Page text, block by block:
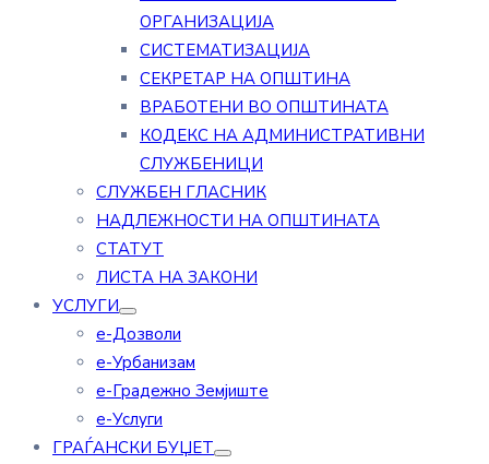
ОРГАНИЗАЦИЈА
СИСТЕМАТИЗАЦИЈА
СЕКРЕТАР НА ОПШТИНА
ВРАБОТЕНИ ВО ОПШТИНАТА
КОДЕКС НА АДМИНИСТРАТИВНИ
СЛУЖБЕНИЦИ
СЛУЖБЕН ГЛАСНИК
НАДЛЕЖНОСТИ НА ОПШТИНАТА
СТАТУТ
ЛИСТА НА ЗАКОНИ
УСЛУГИ
е-Дозволи
е-Урбанизам
е-Градежно Земјиште
е-Услуги
ГРАЃАНСКИ БУЏЕТ